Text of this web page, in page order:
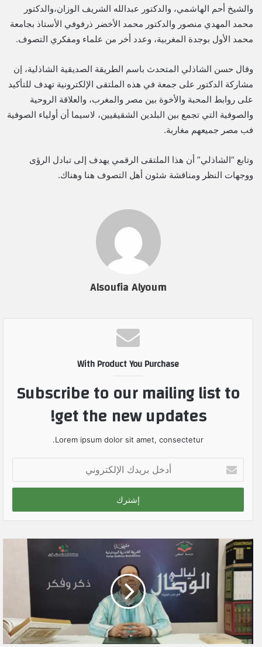
والشيخ أحم الهاشمي، والدكتور عبدالله الشريف الوزان،والدكتور
محمد المهدي منصور والدكتور محمد الأخضر ذرفوفي الأستاذ بجامعة
محمد الأول بوجدة المغربية، وعدد أخر من علماء ومفكري التصوف.
وقال حسن الشاذلي المتحدث باسم الطريقة الصديقية الشاذلية، إن
مشاركة الدكتور على جمعة في هذه الملتقى الإلكترونية تهدف للتأكيد
على روابط المحبة والأخوة بين مصر والمغرب، والعلاقة الروحية
والصوفية التي تجمع بين البلدين الشقيقيين، لاسيما أن أولياء الصوفية
فب مصر جميعهم مغاربة.
وتابع “الشاذلي” أن هذا الملتقى الرقمي يهدف إلى تبادل الرؤى
ووجهات النظر ومناقشة شئون أهل التصوف هنا وهناك.
Alsoufia Alyoum
With Product You Purchase
Subscribe to our mailing list to
get the new updates!
Lorem ipsum dolor sit amet, consectetur.
خ
ب
ي
د
ك
ا
إ
ل
ك
ت